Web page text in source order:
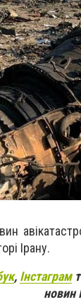
Ірану.
, Інстаграм
новин